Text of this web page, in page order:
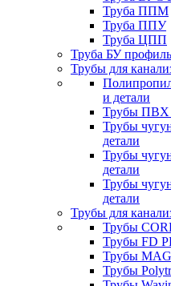
Труба ППМ
Труба ППУ
Труба ЦПП
Труба БУ
Трубы для
и детали
Трубы ПВХ
Трубы
детали
Трубы
детали
Трубы
детали
Трубы для
Трубы
Трубы FD
Трубы
Трубы